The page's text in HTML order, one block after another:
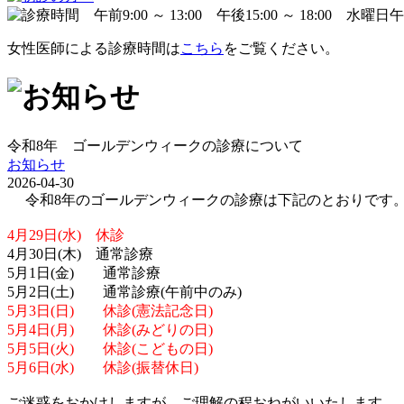
女性医師による診療時間はこちら をご覧ください。
令和8年 ゴールデンウィークの診療について
お知らせ
2026-04-30
令和8年のゴールデンウィークの診療は下記のとおりです
4月29日(水) 休診
4月30日(木) 通常診療
5月1日(金) 通常診療
5月2日(土) 通常診療(午前中のみ)
5月3日(日) 休診(憲法記念日)
5月4日(月) 休診(みどりの日)
5月5日(火) 休診(こどもの日)
5月6日(水) 休診(振替休日)